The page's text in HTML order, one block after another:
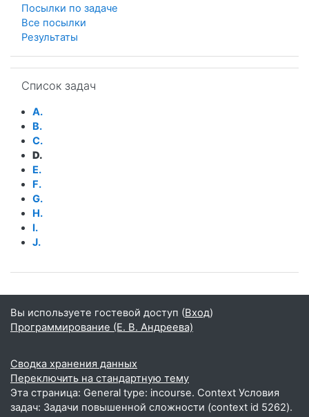
Посылки по задаче
Все посылки
Результаты
Список задач
A.
B.
C.
D.
E.
F.
G.
H.
I.
J.
Вы используете гостевой доступ (Вход)
Программирование (Е. В. Андреева)
Сводка хранения данных
Переключить на стандартную тему
Эта страница: General type: incourse. Context Условия
задач: Задачи повышенной сложности (context id 5262).